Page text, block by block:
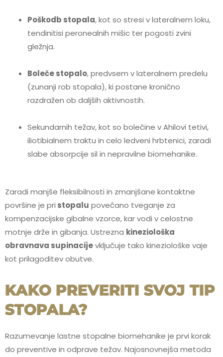
Poškodb stopala, kot so stresi v lateralnem loku,
tendinitisi peronealnih mišic ter pogosti zvini
gležnja.
Boleče stopalo, predvsem v lateralnem predelu
(zunanji rob stopala), ki postane kronično
razdražen ob daljših aktivnostih.
Sekundarnih težav, kot so bolečine v Ahilovi tetivi,
iliotibialnem traktu in celo ledveni hrbtenici, zaradi
slabe absorpcije sil in nepravilne biomehanike.
Zaradi manjše fleksibilnosti in zmanjšane kontaktne
površine je pri stopalu povečano tveganje za
kompenzacijske gibalne vzorce, kar vodi v celostne
motnje drže in gibanja. Ustrezna kineziološka
obravnava supinacijevključuje tako kineziološke vaje
kot prilagoditev obutve.
KAKO PREVERITI SVOJ TIP
STOPALA?
Razumevanje lastne stopalne biomehanike je prvi korak
do preventive in odprave težav. Najosnovnejša metoda